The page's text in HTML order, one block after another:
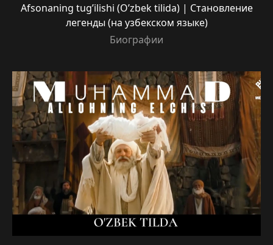
Afsonaning tug’ilishi (O’zbek tilida) | Становление
легенды (на узбекском языке)
Биографии